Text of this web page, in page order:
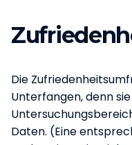
Die
Unterfangen, denn
Daten. (Eine